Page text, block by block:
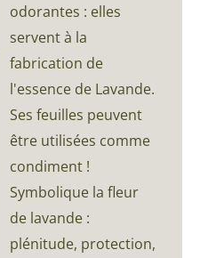
odorantes : elles
servent à la
fabrication de
l'essence de Lavande.
Ses feuilles peuvent
être utilisées comme
condiment !
Symbolique la fleur
de lavande :
plénitude, protection,